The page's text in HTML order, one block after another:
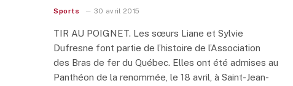
Sports 30 avril 2015
TIR AU POIGNET. Les sœurs Liane et Sylvie
Dufresne font partie de l’histoire de l’Association
des Bras de fer du Québec. Elles ont été admises au
Panthéon de la renommée, le 18 avril, à Saint-Jean-